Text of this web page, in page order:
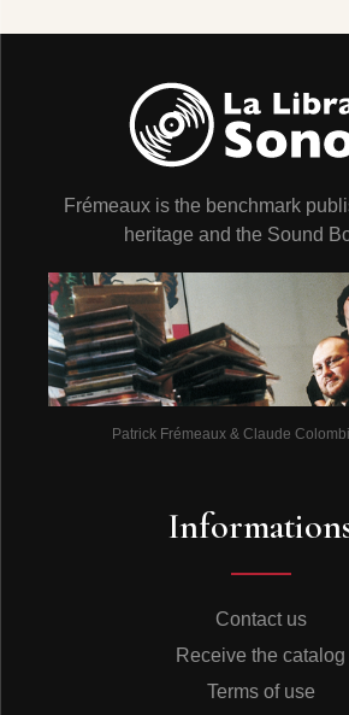
Frémeaux is the benchmark
heritage and the Sound
Patrick Frémeaux & Claude
Contact us
Receive the catalog
Terms of use